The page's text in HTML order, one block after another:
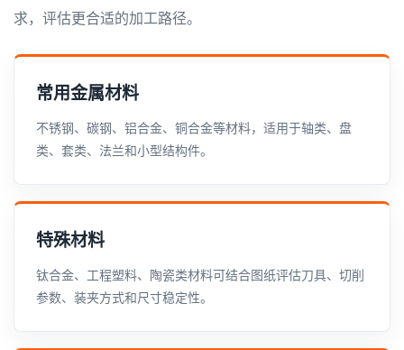
求，评估更合适的加工路径。
常用金属材料
不锈钢、碳钢、铝合金、铜合金等材料，适用于轴类、盘
类、套类、法兰和小型结构件。
特殊材料
钛合金、工程塑料、陶瓷类材料可结合图纸评估刀具、切削
参数、装夹方式和尺寸稳定性。